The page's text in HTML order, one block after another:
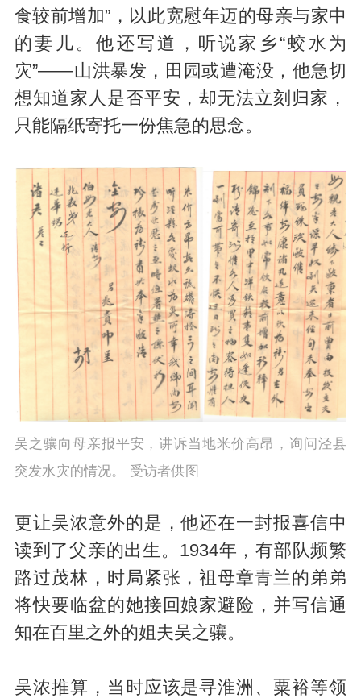
食较前增加”，以此宽慰年迈的母亲与家中
的妻儿。他还写道，听说家乡“蛟水为
灾”——山洪暴发，田园或遭淹没，他急切
想知道家人是否平安，却无法立刻归家，
只能隔纸寄托一份焦急的思念。
吴之骧向母亲报平安，讲诉当地米价高昂，询问泾县
突发水灾的情况。 受访者供图
更让吴浓意外的是，他还在一封报喜信中
读到了父亲的出生。1934年，有部队频繁
路过茂林，时局紧张，祖母章青兰的弟弟
将快要临盆的她接回娘家避险，并写信通
知在百里之外的姐夫吴之骧。
吴浓推算，当时应该是寻淮洲、粟裕等领